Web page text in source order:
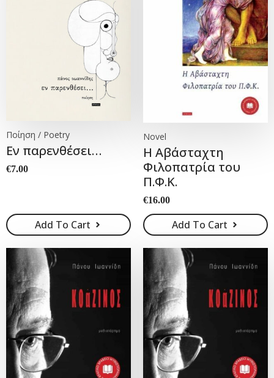
Ποίηση / Poetry
Εν παρενθέσει…
€7.00
Add To Cart
Novel
Η Αβάσταχτη
Φιλοπατρία του
Π.Φ.Κ.
€16.00
Add To Cart